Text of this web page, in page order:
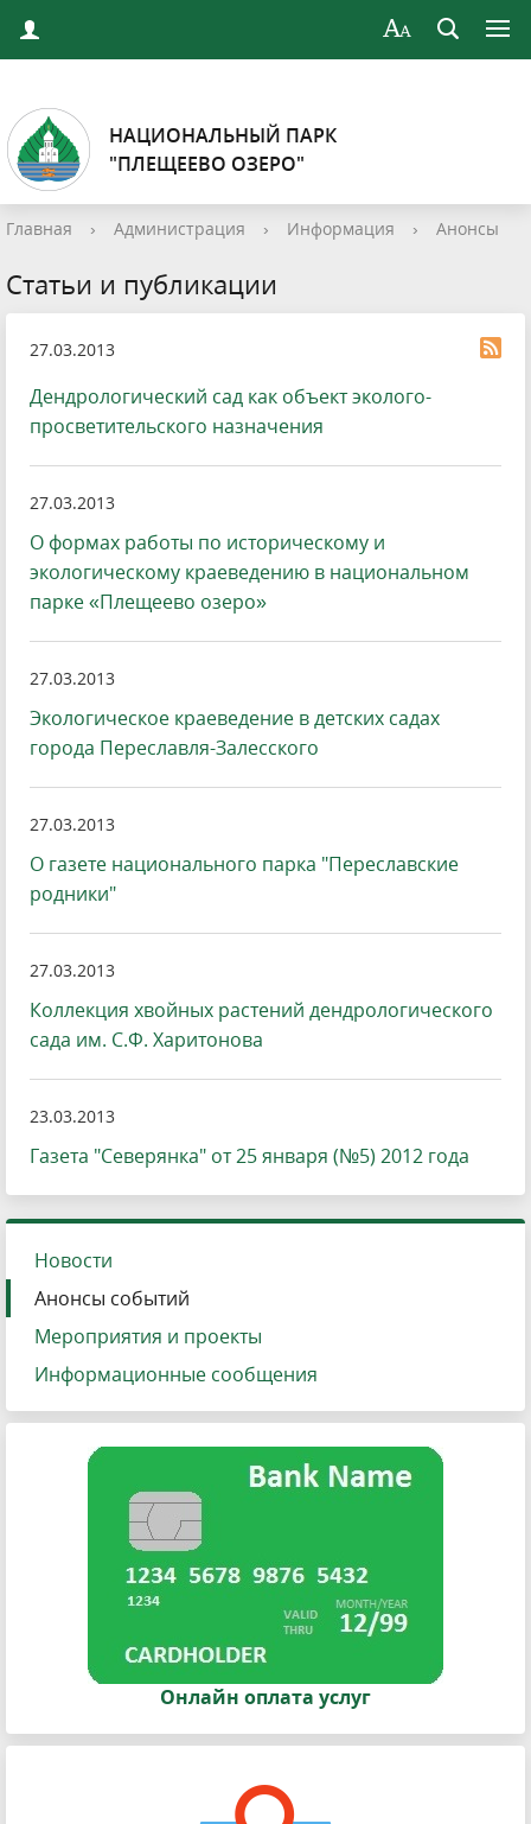
НАЦИОНАЛЬНЫЙ ПАРК
"ПЛЕЩЕЕВО ОЗЕРО"
Главная › Администрация › Информация › Анонсы
Статьи и публикации
27.03.2013
Дендрологический сад как объект эколого-
просветительского назначения
27.03.2013
О формах работы по историческому и
экологическому краеведению в национальном
парке «Плещеево озеро»
27.03.2013
Экологическое краеведение в детских садах
города Переславля-Залесского
27.03.2013
О газете национального парка "Переславские
родники"
27.03.2013
Коллекция хвойных растений дендрологического
сада им. С.Ф. Харитонова
23.03.2013
Газета "Северянка" от 25 января (№5) 2012 года
Новости
Анонсы событий
Мероприятия и проекты
Информационные сообщения
Онлайн оплата услуг